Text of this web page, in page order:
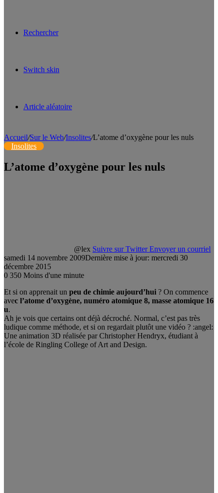
Rechercher
Switch skin
Article aléatoire
Accueil/Sur le Web/Insolites/L’atome d’oxygène pour les nuls
Insolites
L’atome d’oxygène pour les nuls
@lex Suivre sur Twitter Envoyer un courriel
samedi 14 novembre 2009Dernière mise à jour: mercredi 30
décembre 2015
0 350 Moins d'une minute
Et si on apprenait un peu de chimie aujourd’hui ? On commence
avec l’atome d’oxygène, numéro atomique 8, masse atomique 16
u.
Ah je vois que certains ont déjà décroché. Normal, c’est pas très
ludique comme méthode, et si on regardait plutôt une vidéo ? :angel:
Une animation 3D réalisée par Christopher Hendryx, étudiant à
l’école de Ringling College of Art and Design.